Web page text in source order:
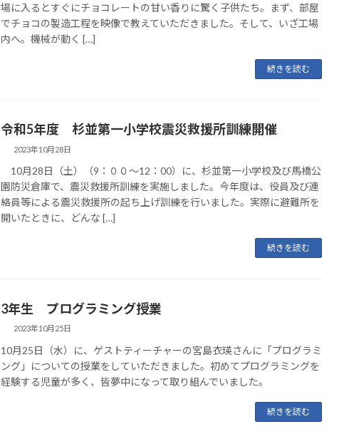
場に入るとすぐにチョコレートの甘い香りに驚く子供たち。まず、部屋
でチョコの製造工程を映像で教えていただきました。そして、いざ工場
内へ。機械が動く […]
続きを読む
令和5年度 杉並第一小学校震災救援所訓練開催
2023年10月28日
10月28日（土）（9：００～12：00）に、杉並第一小学校及び馬橋公
園防災倉庫で、震災救援所訓練を実施しました。今年度は、役員及び連
絡員等による震災救援所の起ち上げ訓練を行いました。実際に避難所を
開いたときに、どんな […]
続きを読む
3年生 プログラミング授業
2023年10月25日
10月25日（水）に、ゲストティーチャーの宮島衣瑛さんに「プログラミ
ング」についての授業をしていただきました。初めてプログラミングを
経験する児童が多く、皆夢中になって取り組んでいました。
続きを読む